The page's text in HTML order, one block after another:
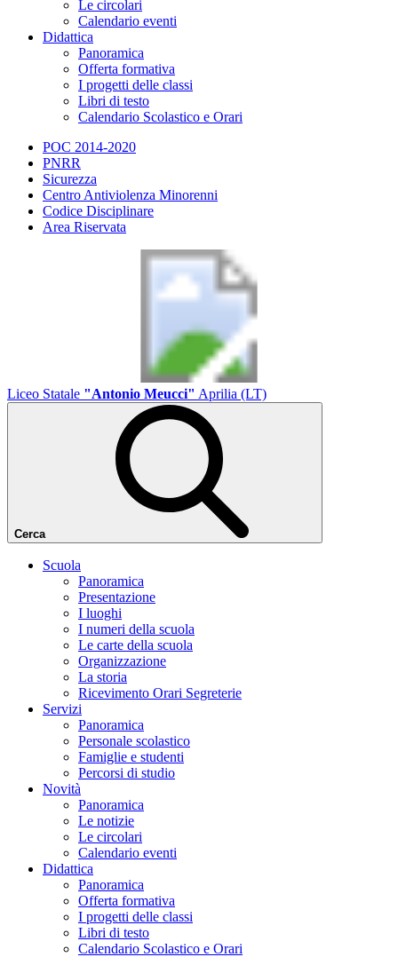
Le circolari
Calendario eventi
Didattica
Panoramica
Offerta formativa
I progetti delle classi
Libri di testo
Calendario Scolastico e Orari
POC 2014-2020
PNRR
Sicurezza
Centro Antiviolenza Minorenni
Codice Disciplinare
Area Riservata
Liceo Statale "Antonio Meucci" Aprilia (LT)
Cerca
Scuola
Panoramica
Presentazione
I luoghi
I numeri della scuola
Le carte della scuola
Organizzazione
La storia
Ricevimento Orari Segreterie
Servizi
Panoramica
Personale scolastico
Famiglie e studenti
Percorsi di studio
Novità
Panoramica
Le notizie
Le circolari
Calendario eventi
Didattica
Panoramica
Offerta formativa
I progetti delle classi
Libri di testo
Calendario Scolastico e Orari